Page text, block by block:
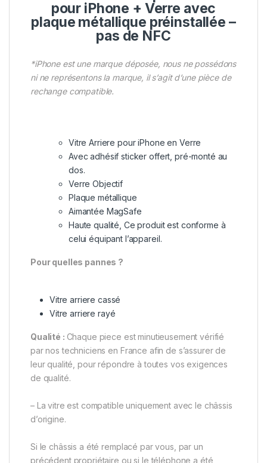
pour iPhone + Verre avec
plaque métallique préinstallée –
pas de NFC
*iPhone est une marque déposée, nous ne possédons
ni ne représentons la marque, il s’agit d’une pièce de
rechange compatible.
Vitre Arriere pour iPhone en Verre
Avec adhésif sticker offert, pré-monté au
dos.
Verre Objectif
Plaque métallique
Aimantée MagSafe
Haute qualité, Ce produit est conforme à
celui équipant l’appareil.
Pour quelles pannes ?
Vitre arriere cassé
Vitre arriere rayé
Qualité : Chaque piece est minutieusement vérifié
par nos techniciens en France afin de s’assurer de
leur qualité, pour répondre à toutes vos exigences
de qualité.
– La vitre est compatible uniquement avec le châssis
d’origine.
Si le châssis a été remplacé par vous, par un
précédent propriétaire ou si le téléphone a été